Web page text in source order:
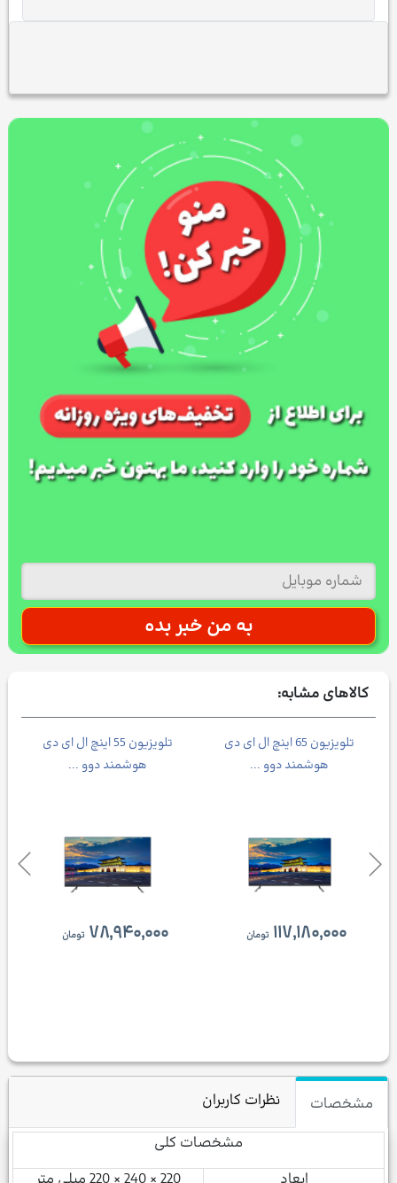
کالاهای مشابه:
تلویزیون 55 اینچ ال ای دی
هوشمند دوو ...
۷۸,۹۴۰,۰۰۰ تومان
تلویزیون 65 اینچ ال ای دی
هوشمند دوو ...
۱۱۷,۱۸۰,۰۰۰ تومان
مشخصات
نظرات کاربران
مشخصات کلی